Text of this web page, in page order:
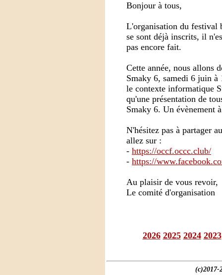
Bonjour à tous,
L'organisation du festival
se sont déjà inscrits, il
pas encore fait.
Cette année, nous allons
Smaky 6, samedi 6 juin à
le contexte informatique
qu'une présentation de
Smaky 6. Un évènement
N'hésitez pas à partager
allez sur :
- https://occf.occc.club/
- https://
Au plaisir de vous revoir,
Le comité d'organisation
2026 2025 2024 2023
(c)2017-